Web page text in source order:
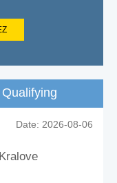
Date: 2026-08-06